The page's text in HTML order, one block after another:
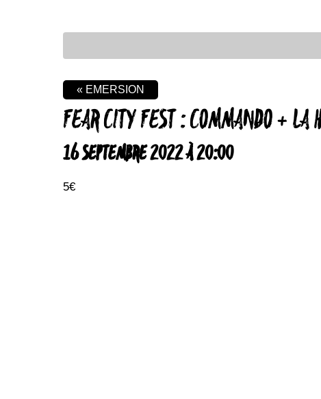
FEAR CITY FEST : COMMANDO + LA
16 SEPTEMBRE 2022 À 20:00
5€
« EMERSION